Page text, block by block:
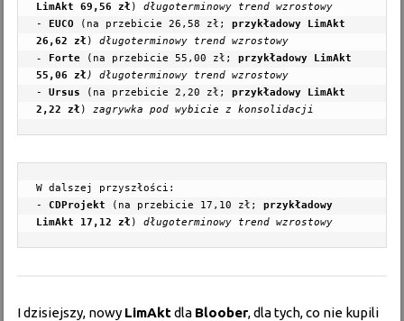
LimAkt 69,56 zł )
- EUCO (na przebicie 26,58 zł; przykładowy LimAkt
26,62 zł ) długoterminowy trend wzrostowy
- Forte (na przebicie 55,00 zł; przykładowy LimAkt
55,06 zł) długoterminowy trend wzrostowy
- Ursus (na przebicie 2,20 zł; przykładowy LimAkt
2,22 zł )
W dalszej przyszłości:
- CDProjekt (na przebicie 17,10 zł; przykładowy
LimAkt 17,12 zł ) długoterminowy trend wzrostowy
I dzisiejszy, nowy LimAktdla Bloober, dla tych, co nie kupili